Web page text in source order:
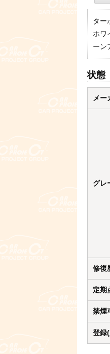
タ
ホ
ーン
状態
メー
グレ
修復
定期
禁煙
登録